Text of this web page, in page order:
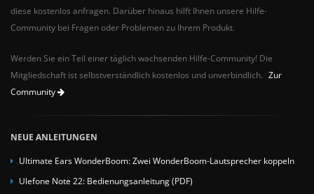
diese kostenlos anfragen. Darüber hinaus hilft Ihnen unsere Hilfe-
Community bei Fragen oder Problemen zu Ihrem Produkt.
Werden Sie ein Teil einer täglich wachsenden Hilfe-Community! Die
Mitgliedschaft ist selbstverständlich kostenlos und unverbindlich. Zur
Community
NEUE ANLEITUNGEN
Ultimate Ears WonderBoom: Zwei WonderBoom-Lautsprecher koppeln
Ulefone Note 22: Bedienungsanleitung (PDF)